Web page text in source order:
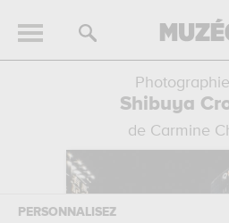
Shibuya
de Carmine
PERSONNALISEZ